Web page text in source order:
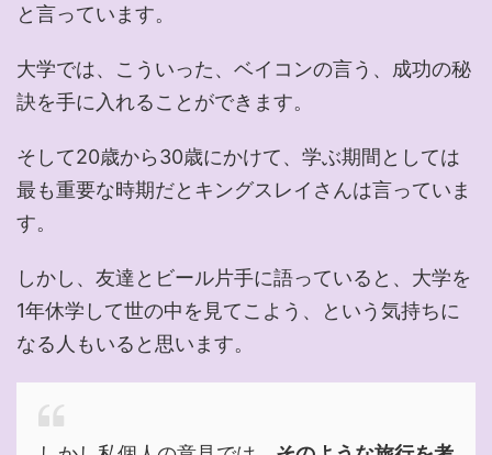
と言っています。
大学では、こういった、ベイコンの言う、成功の秘
訣を手に入れることができます。
そして20歳から30歳にかけて、学ぶ期間としては
最も重要な時期だとキングスレイさんは言っていま
す。
しかし、友達とビール片手に語っていると、大学を
1年休学して世の中を見てこよう、という気持ちに
なる人もいると思います。